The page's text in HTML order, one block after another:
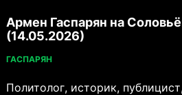
Армен Гаспарян на
(14.05.2026)
ГАСПАРЯН
Политолог, историк,